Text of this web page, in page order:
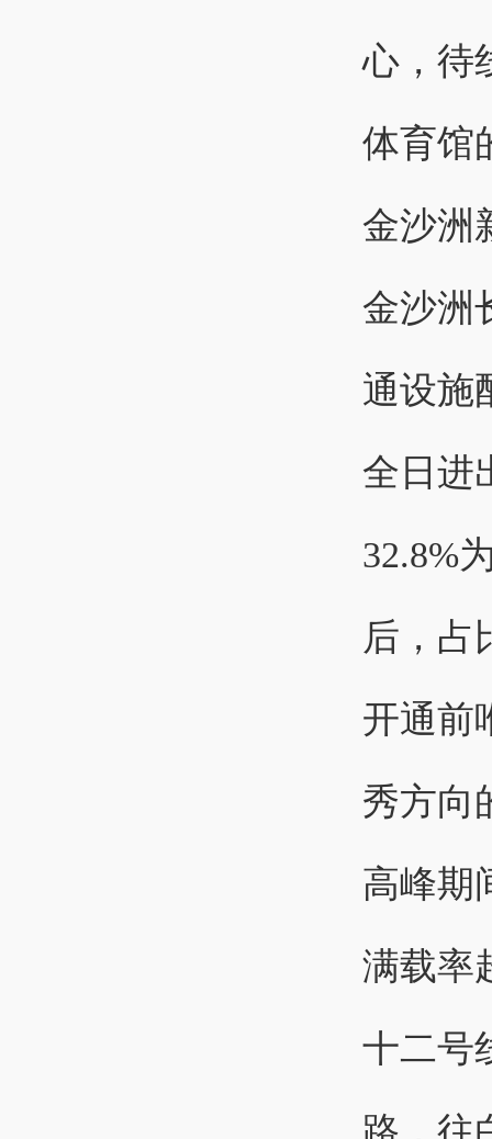
心，待
体育馆
金沙洲
金沙洲
通设施
全日进
32.8%
后，占
开通前
秀方向
高峰期
满载率
十二号
路，往